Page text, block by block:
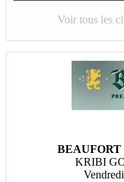
Voir tous les
BEAUFORT
KRIBI